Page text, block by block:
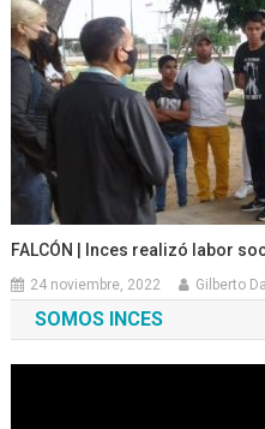
FALCÓN | Inces realizó labor
24 noviembre, 2022 Gilberto
SOMOS INCES